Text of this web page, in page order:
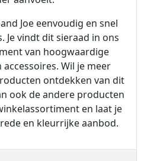
Joe eenvoudig en snel
Je vindt dit sieraad in ons
van hoogwaardige
Wil je meer
ontdekken van dit
ook de andere producten
en laat je
en kleurrijke aanbod.